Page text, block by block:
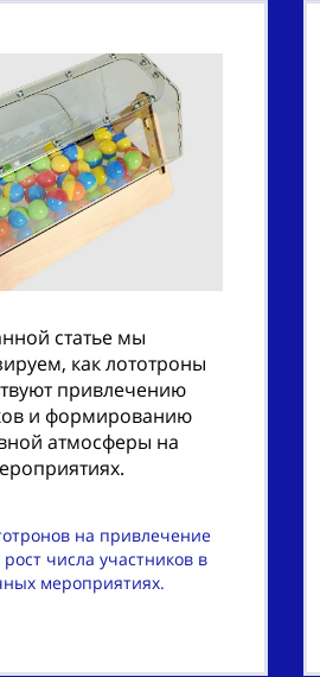
статье мы
как лототроны
привлечению
и формированию
атмосферы на
на привлечение
числа участников в
мероприятиях.